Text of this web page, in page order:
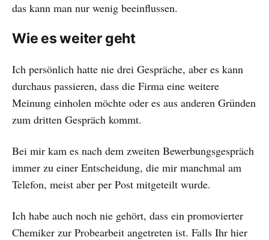
das kann man nur wenig beeinflussen.
Wie es weiter geht
Ich persönlich hatte nie drei Gespräche, aber es kann
durchaus passieren, dass die Firma eine weitere
Meinung einholen möchte oder es aus anderen Gründen
zum dritten Gespräch kommt.
Bei mir kam es nach dem zweiten Bewerbungsgespräch
immer zu einer Entscheidung, die mir manchmal am
Telefon, meist aber per Post mitgeteilt wurde.
Ich habe auch noch nie gehört, dass ein promovierter
Chemiker zur Probearbeit angetreten ist. Falls Ihr hier